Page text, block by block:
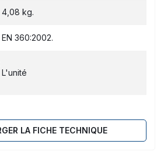
4,08 kg.
EN 360:2002.
L'unité
LA FICHE TECHNIQUE